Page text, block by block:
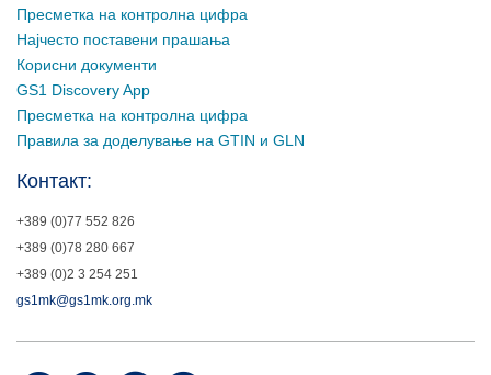
Пресметка на контролна цифра
Најчесто поставени прашања
Корисни документи
GS1 Discovery App
Пресметка на контролна цифра
Правила за доделување на GTIN и GLN
Контакт:
+389 (0)77 552 826
+389 (0)78 280 667
+389 (0)2 3 254 251
gs1mk@gs1mk.org.mk